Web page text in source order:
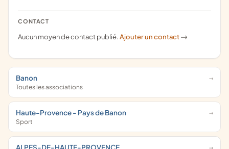
CONTACT
Aucun moyen de contact publié.Ajouter un contact ->
Banon
Toutes les associations
Haute-Provence - Pays de Banon
Sport
ALPES-DE-HAUTE-PROVENCE